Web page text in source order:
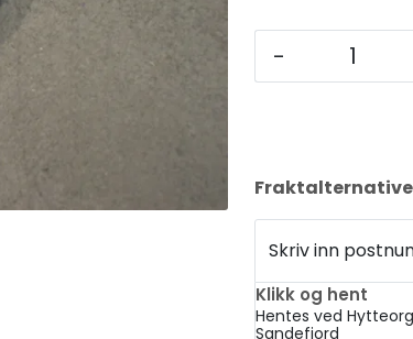
-
Skriv inn
Klikk og hent
Hentes ved
Sandefjord